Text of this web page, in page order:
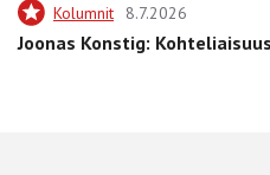
Kolumnit 8.7.2026
Joonas Konstig: